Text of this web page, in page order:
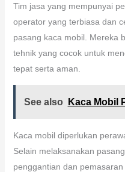
Tim jasa yang mempunyai
operator yang terbiasa dan
pasang kaca mobil. Mereka
tehnik yang cocok untuk
tepat serta aman.
See also Kaca Mobil
Kaca mobil diperlukan
Selain melaksanakan
penggantian dan